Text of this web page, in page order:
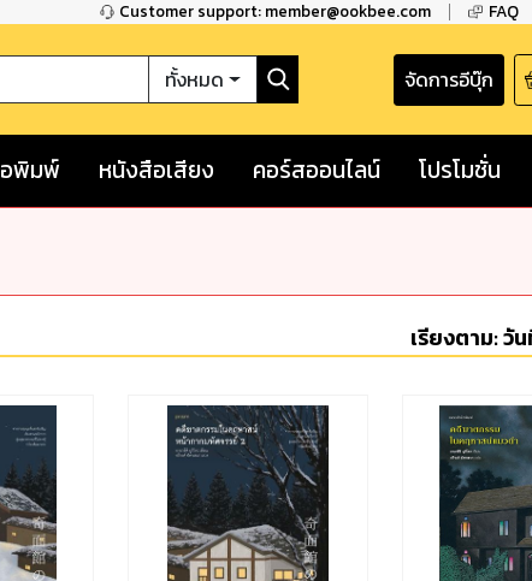
Customer support: member@ookbee.com FAQ
ทั้งหมด จัดการอีบุ๊ก
พิมพ์ หนังสือเสียง คอร์สออนไลน์ โปรโมชั่น
เรียงตาม:วั